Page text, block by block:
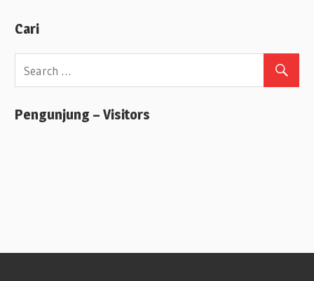
Cari
Pengunjung – Visitors